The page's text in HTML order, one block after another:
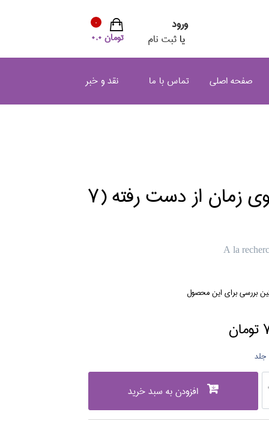
ورود
یا ثبت نام تومان 0.0
0
صفحه اصلی تماس با ما نقد و خبر
در جستجوي زمان از دست رفته (7
A la
بررسی برای این محصول
افزودن به سبد خرید